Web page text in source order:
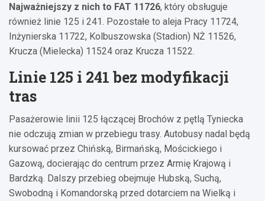
Najważniejszy z nich to FAT 11726, który obsługuje
również linie 125 i 241. Pozostałe to aleja Pracy 11724,
Inżynierska 11722, Kolbuszowska (Stadion) NŻ 11526,
Krucza (Mielecka) 11524 oraz Krucza 11522.
Linie 125 i 241 bez modyfikacji
tras
Pasażerowie linii 125 łączącej Brochów z pętlą Tyniecka
nie odczują zmian w przebiegu trasy. Autobusy nadal będą
kursować przez Chińską, Birmańską, Mościckiego i
Gazową, docierając do centrum przez Armię Krajową i
Bardzką. Dalszy przebieg obejmuje Hubską, Suchą,
Swobodną i Komandorską przed dotarciem na Wielką i